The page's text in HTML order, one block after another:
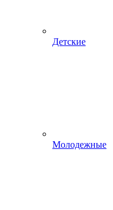
Детские
Молодежные